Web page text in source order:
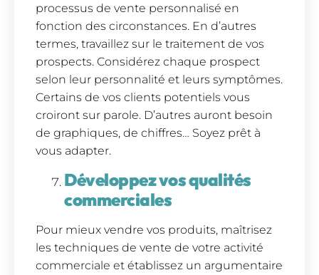
processus de vente personnalisé en
fonction des circonstances. En d’autres
termes, travaillez sur le traitement de vos
prospects. Considérez chaque prospect
selon leur personnalité et leurs symptômes.
Certains de vos clients potentiels vous
croiront sur parole. D’autres auront besoin
de graphiques, de chiffres… Soyez prêt à
vous adapter.
Développez vos qualités
commerciales
Pour mieux vendre vos produits, maîtrisez
les techniques de vente de votre activité
commerciale et établissez un argumentaire